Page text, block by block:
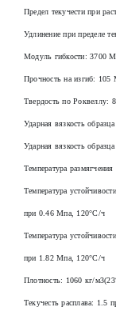
Предел текучести при
Удлинение при пределе
Модуль гибкости: 3700
Прочность на изгиб: 105
Твердость по Роквеллу:
Ударная вязкость
Ударная вязкость
Температура
Температура
при 0.46 Мпа, 120°С/ч
Температура
при 1.82 Мпа, 120°С/ч
Плотность: 1060 кг/
Текучесть расплава: 1.5